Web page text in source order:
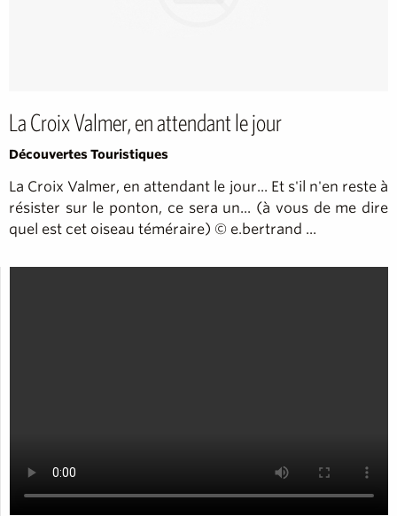
La Croix Valmer, en attendant le jour
Découvertes Touristiques
La Croix Valmer, en attendant le jour... Et s'il n'en reste à
résister sur le ponton, ce sera un... (à vous de me dire
quel est cet oiseau téméraire) © e.bertrand ...